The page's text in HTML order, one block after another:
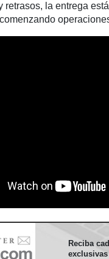
retrasos, la entrega
Reciba